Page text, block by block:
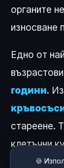
органите
износване
Едно от
години.
стареене.
клетъчни
🍪